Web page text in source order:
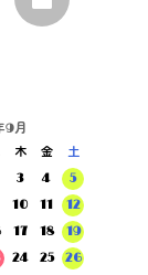
9月
木 金
土
3 4
5
10 11
12
17 18
19
24 25
26